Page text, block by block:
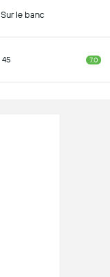
Sur le banc
45 7.0